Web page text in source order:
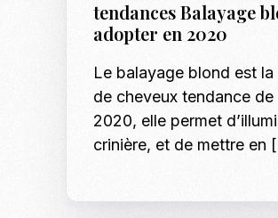
tendances Balayage
adopter en 2020
Le balayage blond est
de cheveux tendance de
2020, elle permet
crinière, et de mettre en